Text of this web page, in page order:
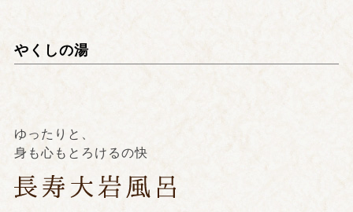
やくしの湯
ゆったりと、
身も心もとろけるの快